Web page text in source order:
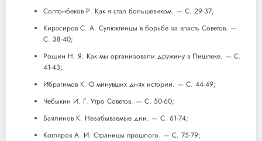
Солтонбеков Р. Как я стал большевиком. — С. 29-37;
Кирасиров С. А. Сулюктинцы в борьбе за власть Советов. —
С. 38-40;
Рощин Н. Я. Как мы организовали дружину в Пишпеке. — С.
41-43;
Ибрагимов К. О минувших днях истории. — С. 44-49;
Чебыкин И. Г. Утро Советов. — С. 50-60;
Баялинов К. Незабываемые дни. — С. 61-74;
Котляров А. И. Страницы прошлого. — С. 75-79;